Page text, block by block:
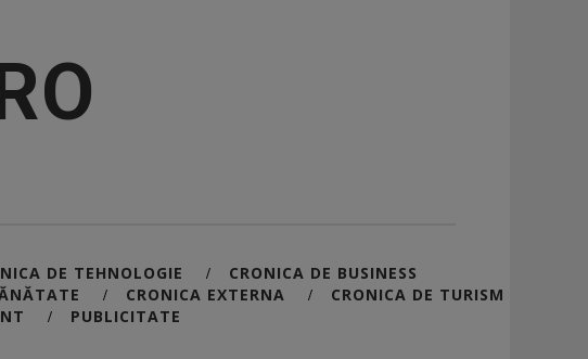
DE TEHNOLOGIE / CRONICA DE BUSINESS
/ CRONICA EXTERNA / CRONICA DE TURISM
/ PUBLICITATE